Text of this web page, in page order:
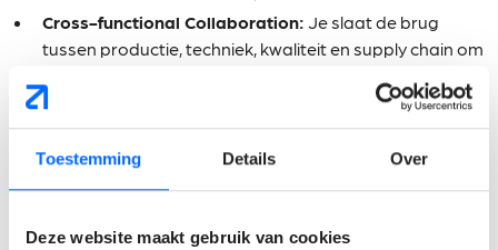
Toestemming Details Over
Deze website maakt gebruik van cookies
Cross-functional Collaboration: Je slaat de brug
tussen productie, techniek, kwaliteit en supply chain om
Wat verwachten wij van
jou?
Opleiding:Je hebt een bachelor- of masterdiploma in